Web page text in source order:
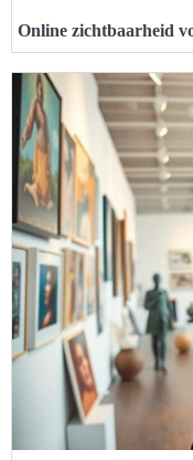
Online zichtbaarheid